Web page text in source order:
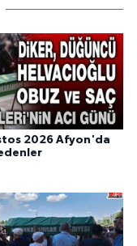
2026 Afyon'da